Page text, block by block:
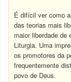
É difícil ver como
das teorias mais
maior liberdade de
Liturgia. Uma
os promotores da
frequentemente
povo de Deus.